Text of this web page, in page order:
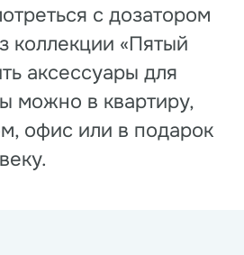
с дозатором
коллекции «Пятый
аксессуары для
можно в квартиру,
офис или в подарок